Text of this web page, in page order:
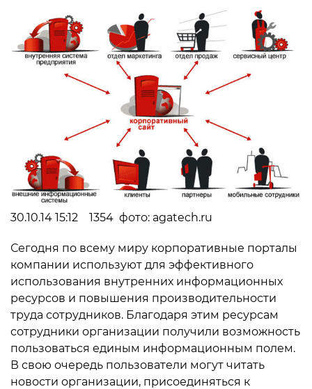
30.10.14 15:12 1354 фото: agatech.ru
Сегодня по всему миру корпоративные порталы
компании используют для эффективного
использования внутренних информационных
ресурсов и повышения производительности
труда сотрудников. Благодаря этим ресурсам
сотрудники организации получили возможность
пользоваться единым информационным полем.
В свою очередь пользователи могут читать
новости организации, присоединяться к